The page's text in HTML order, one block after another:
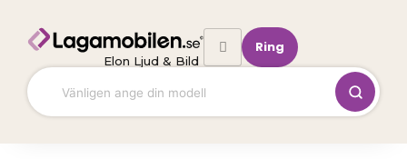
innehåll
Elon Ljud & Bild
Ring